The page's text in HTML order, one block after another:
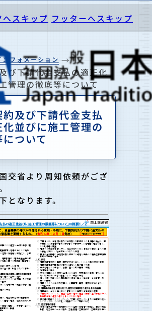
スキップ フッターへスキップ
ンフォメーション
及び下請代金支払の適正化
工管理の徹底等について
約及び下請代金支払
化並びに施工管理の
ついて
交省より周知依頼がござ
となります。